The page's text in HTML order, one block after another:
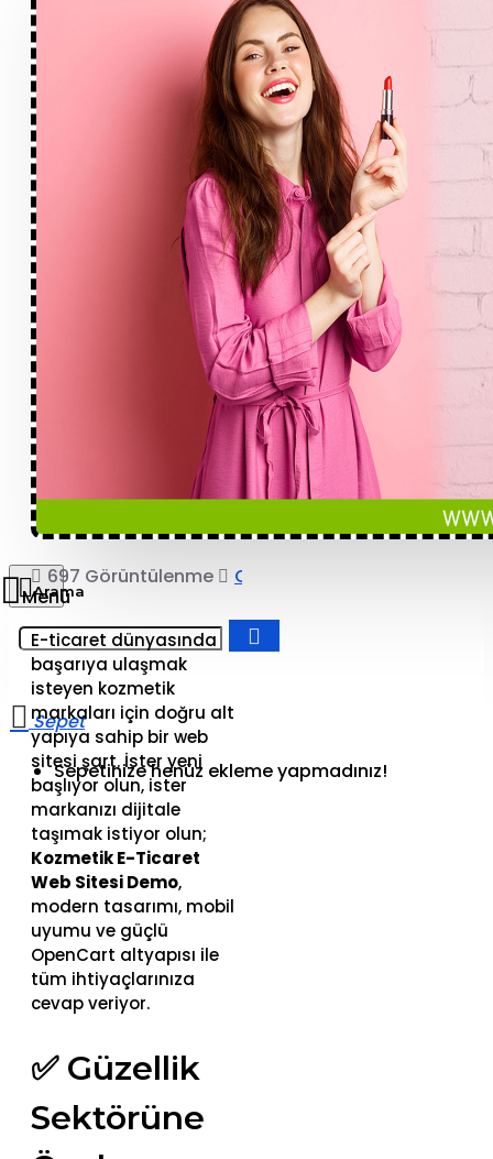
Sepetinize henüz ekleme yapmadınız!
697 Görüntülenme COPRO
E-ticaret dünyasında
başarıya ulaşmak
isteyen kozmetik
markaları için doğru alt
yapıya sahip bir web
sitesi şart. İster yeni
başlıyor olun, ister
markanızı dijitale
taşımak istiyor olun;
Kozmetik E-Ticaret
Web Sitesi Demo,
modern tasarımı, mobil
uyumu ve güçlü
OpenCart altyapısı ile
tüm ihtiyaçlarınıza
cevap veriyor.
✅ Güzellik
Sektörüne